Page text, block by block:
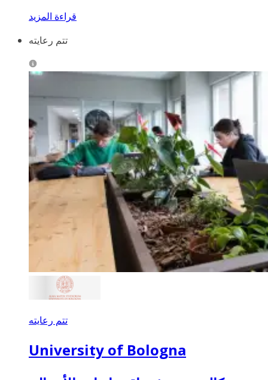
قراءة المزيد
تتم رعايته
تتم رعايته
University of Bologna